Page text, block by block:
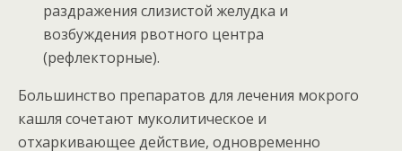
раздражения слизистой желудка и
возбуждения рвотного центра
(рефлекторные).
Большинство препаратов для лечения мокрого
кашля сочетают муколитическое и
отхаркивающее действие, одновременно